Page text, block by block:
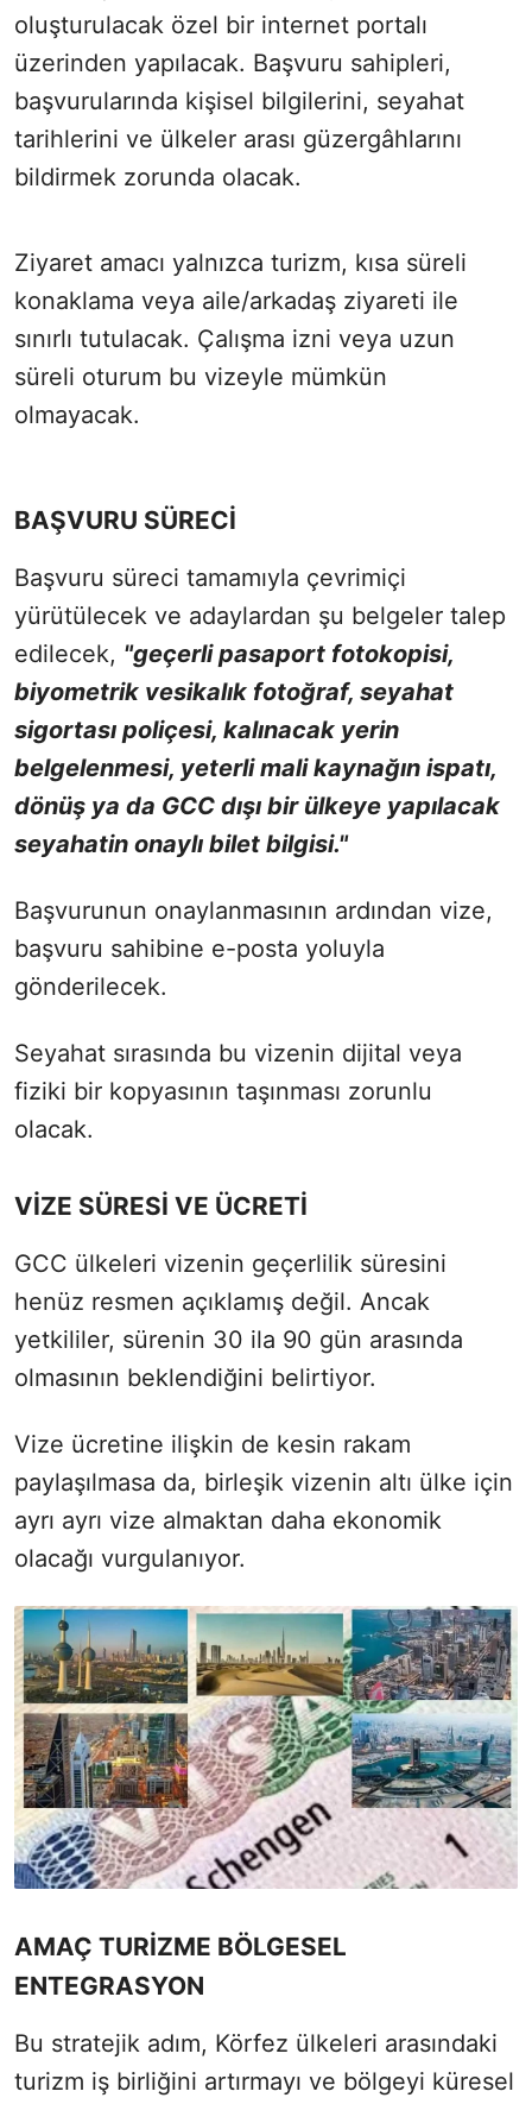
oluşturulacak özel bir internet portalı
üzerinden yapılacak. Başvuru sahipleri,
başvurularında kişisel bilgilerini, seyahat
tarihlerini ve ülkeler arası güzergâhlarını
bildirmek zorunda olacak.
Ziyaret amacı yalnızca turizm, kısa süreli
konaklama veya aile/arkadaş ziyareti ile
sınırlı tutulacak. Çalışma izni veya uzun
süreli oturum bu vizeyle mümkün
olmayacak.
BAŞVURU SÜRECİ
Başvuru süreci tamamıyla çevrimiçi
yürütülecek ve adaylardan şu belgeler talep
edilecek, "geçerli pasaport fotokopisi,
biyometrik vesikalık fotoğraf, seyahat
sigortası poliçesi, kalınacak yerin
belgelenmesi, yeterli mali kaynağın ispatı,
dönüş ya da GCC dışı bir ülkeye yapılacak
seyahatin onaylı bilet bilgisi."
Başvurunun onaylanmasının ardından vize,
başvuru sahibine e-posta yoluyla
gönderilecek.
Seyahat sırasında bu vizenin dijital veya
fiziki bir kopyasının taşınması zorunlu
olacak.
VİZE SÜRESİ VE ÜCRETİ
GCC ülkeleri vizenin geçerlilik süresini
henüz resmen açıklamış değil. Ancak
yetkililer, sürenin 30 ila 90 gün arasında
olmasının beklendiğini belirtiyor.
Vize ücretine ilişkin de kesin rakam
paylaşılmasa da, birleşik vizenin altı ülke için
ayrı ayrı vize almaktan daha ekonomik
olacağı vurgulanıyor.
AMAÇ TURİZME BÖLGESEL
ENTEGRASYON
Bu stratejik adım, Körfez ülkeleri arasındaki
turizm iş birliğini artırmayı ve bölgeyi küresel